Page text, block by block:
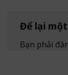
Để lại
Bạn phải